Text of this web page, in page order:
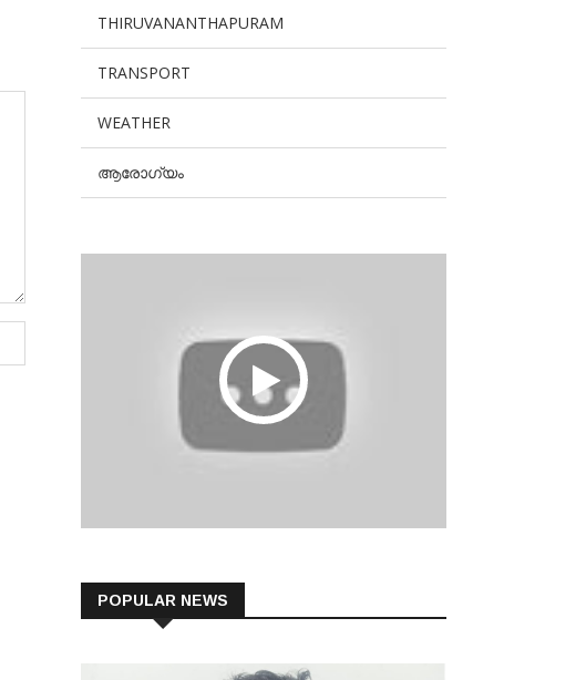
THIRUVANANTHAPURAM
TRANSPORT
WEATHER
ആരോഗ്യം
POPULAR NEWS